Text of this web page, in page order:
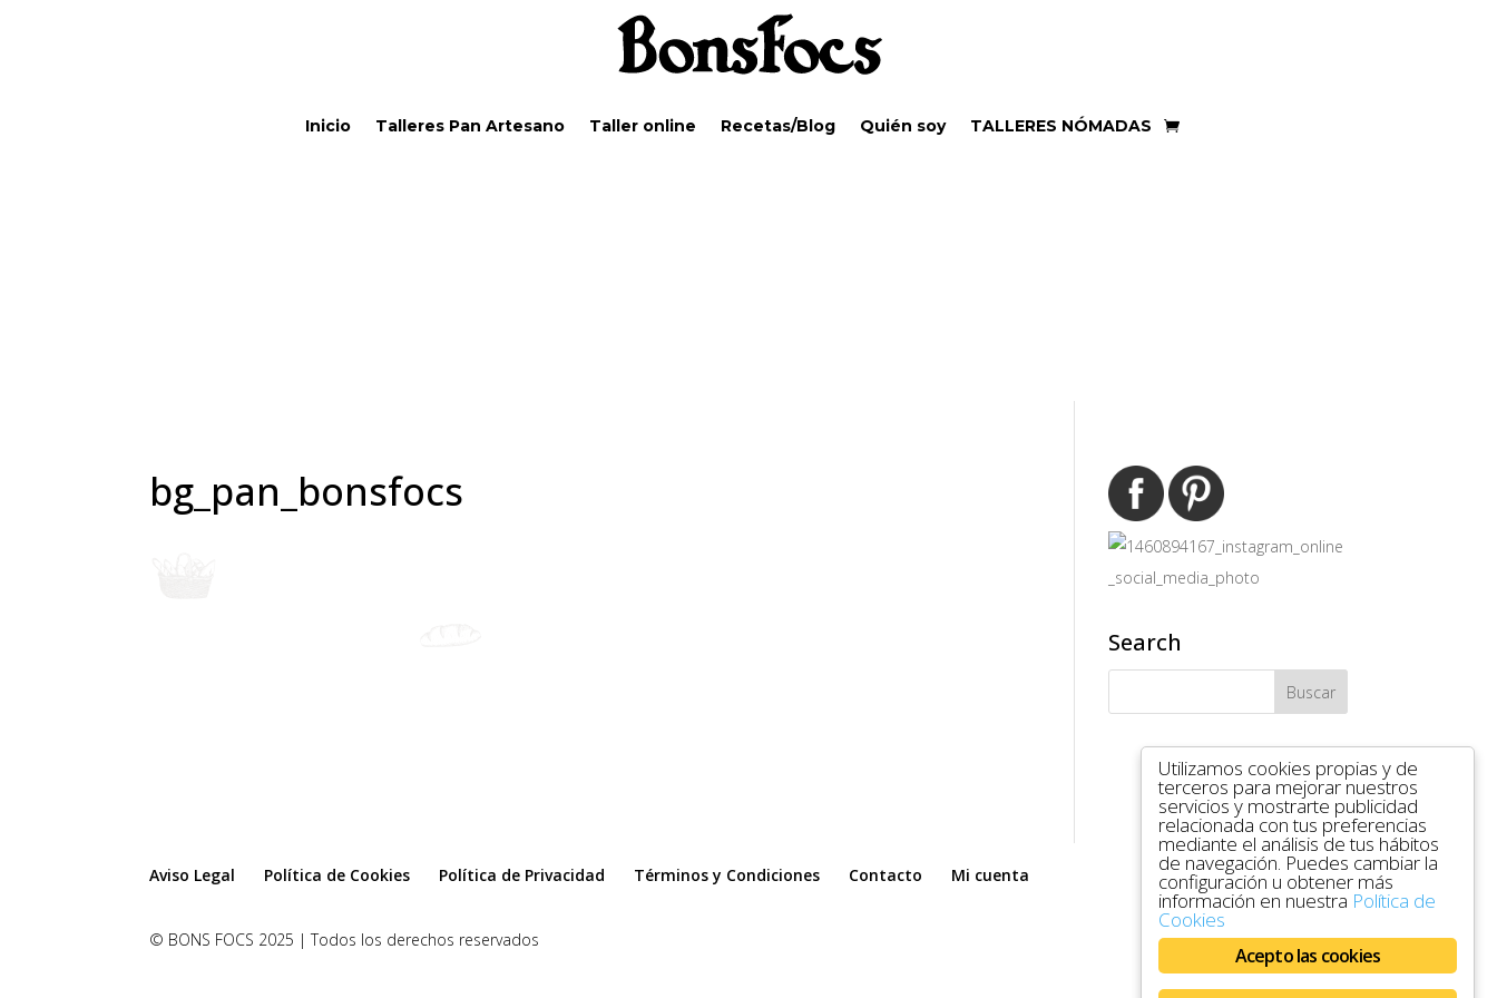
Inicio Talleres Pan Artesano Taller online Recetas/Blog Quién soy TALLERES NÓMADAS
bg_pan_bonsfocs
Search
Aviso Legal Política de Cookies Política de Privacidad Términos y Condiciones Contacto Mi cuenta
© BONS FOCS 2025 | Todos los derechos reservados
Utilizamos cookies propias y de
terceros para mejorar nuestros
servicios y mostrarte publicidad
relacionada con tus preferencias
mediante el análisis de tus hábitos
de navegación. Puedes cambiar la
configuración u obtener más
información en nuestra Política de
Cookies
Acepto las cookies